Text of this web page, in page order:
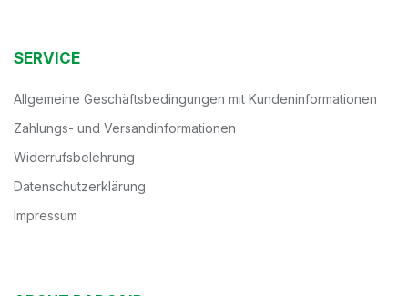
SERVICE
Allgemeine Geschäftsbedingungen mit Kundeninformationen
Zahlungs- und Versandinformationen
Widerrufsbelehrung
Datenschutzerklärung
Impressum